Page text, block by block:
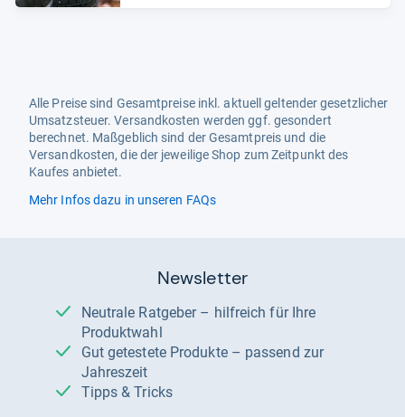
Alle Preise sind Gesamtpreise inkl. aktuell geltender gesetzlicher
Umsatzsteuer. Versandkosten werden ggf. gesondert
berechnet. Maßgeblich sind der Gesamtpreis und die
Versandkosten, die der jeweilige Shop zum Zeitpunkt des
Kaufes anbietet.
Mehr Infos dazu in unseren FAQs
Newsletter
Neutrale Ratgeber – hilfreich für Ihre
Produktwahl
Gut getestete Produkte – passend zur
Jahreszeit
Tipps & Tricks